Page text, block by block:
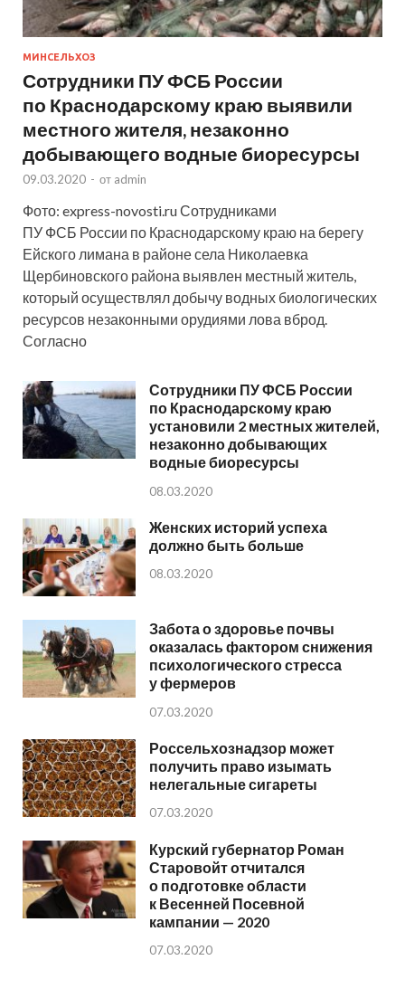
МИНСЕЛЬХОЗ
Сотрудники ПУ ФСБ России
по Краснодарскому краю выявили
местного жителя, незаконно
добывающего водные биоресурсы
09.03.2020 - от admin
Фото: express-novosti.ru Сотрудниками
ПУ ФСБ России по Краснодарскому краю на берегу
Ейского лимана в районе села Николаевка
Щербиновского района выявлен местный житель,
который осуществлял добычу водных биологических
ресурсов незаконными орудиями лова вброд.
Согласно
Сотрудники ПУ ФСБ России
по Краснодарскому краю
установили 2 местных жителей,
незаконно добывающих
водные биоресурсы
08.03.2020
Женских историй успеха
должно быть больше
08.03.2020
Забота о здоровье почвы
оказалась фактором снижения
психологического стресса
у фермеров
07.03.2020
Россельхознадзор может
получить право изымать
нелегальные сигареты
07.03.2020
Курский губернатор Роман
Старовойт отчитался
о подготовке области
к Весенней Посевной
кампании — 2020
07.03.2020